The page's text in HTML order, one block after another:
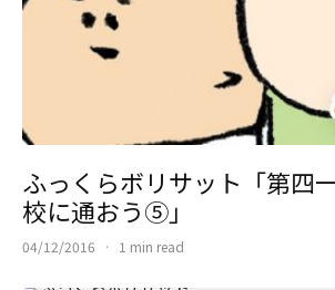
ふっくらボリサット「第四
校に通おう⑤」
04/12/2016 · 1 min read